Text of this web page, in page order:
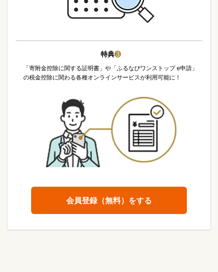
特典❸
「寄附金控除に関する証明書」や「ふるなびワンストップ e申請」
の税金控除に関わる各種オンラインサービスが利用可能に！
会員登録（無料）をする